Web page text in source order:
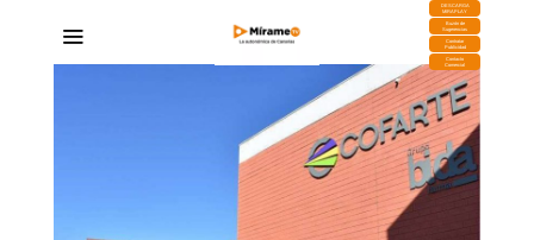
DESCARGA
MIRAPLAY
Buzón de
Sugerencias
Contratar
Publicidad
Contacto
Comercial